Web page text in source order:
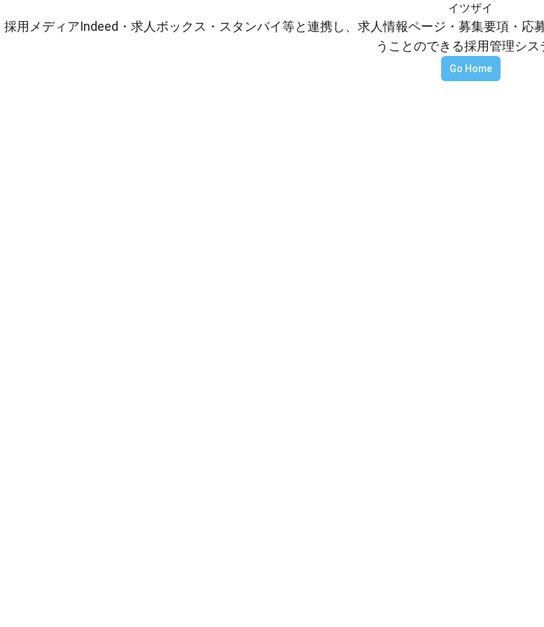
イツザイ
採用メディアIndeed・求人ボックス・スタンバイ等と連携し、求人情報ページ・募集要項・
うことのできる採用管理シス
Go Home